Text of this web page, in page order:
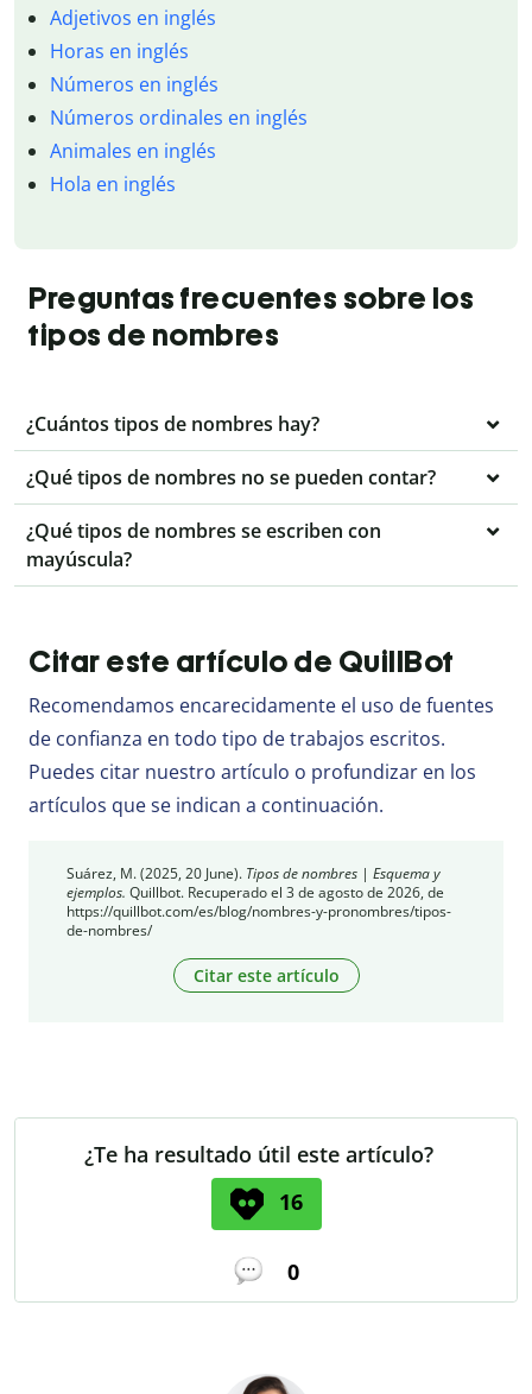
Adjetivos en inglés
Horas en inglés
Números en inglés
Números ordinales en inglés
Animales en inglés
Hola en inglés
Preguntas frecuentes sobre los
tipos de nombres
¿Cuántos tipos de nombres hay?
¿Qué tipos de nombres no se pueden contar?
¿Qué tipos de nombres se escriben con
mayúscula?
Citar este artículo de QuillBot
Recomendamos encarecidamente el uso de fuentes
de confianza en todo tipo de trabajos escritos.
Puedes citar nuestro artículo o profundizar en los
artículos que se indican a continuación.
Suárez, M. (2025, 20 June). Tipos de nombres | Esquema y
ejemplos. Quillbot. Recuperado el 3 de agosto de 2026, de
https://quillbot.com/es/blog/nombres-y-pronombres/tipos-
de-nombres/
Citar este artículo
¿Te ha resultado útil este artículo?
16
0